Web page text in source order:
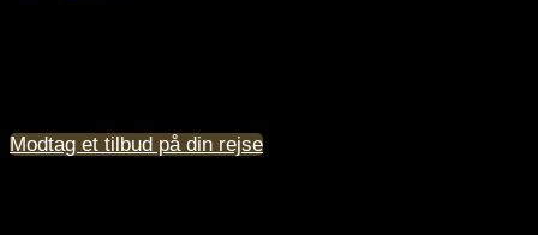
Modtag et tilbud på din rejse